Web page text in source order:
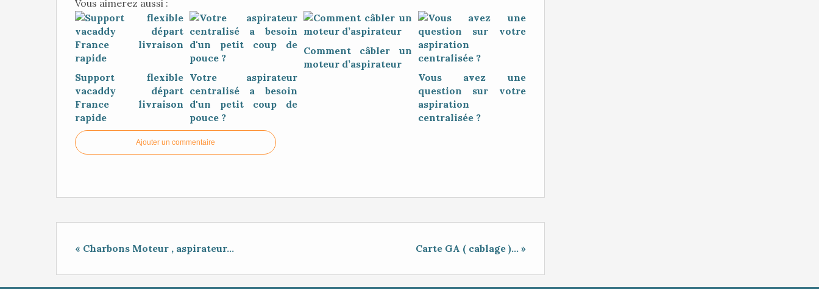
Vous aimerez aussi :
Support flexible
vacaddy départ
France livraison
rapide
Votre aspirateur
centralisé a besoin
d'un petit coup de
pouce ?
Comment câbler un
moteur d’aspirateur
Vous avez une
question sur votre
aspiration
centralisée ?
Ajouter un commentaire
« Charbons Moteur , aspirateur... Carte GA ( cablage )... »